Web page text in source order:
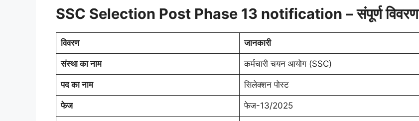
SSC Selection Post Phase 13 notification – संपूर्ण विवरण
विवरण जानकारी
संस्था का नाम कर्मचारी चयन आयोग (SSC)
पद का नाम सिलेक्शन पोस्ट
फेज फेज-13/2025